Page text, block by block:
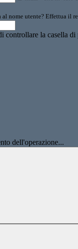
nome utente? Effettua il
controllare la casella di
dell'operazione...